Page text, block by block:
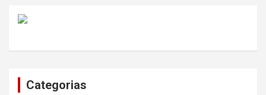
Categorias